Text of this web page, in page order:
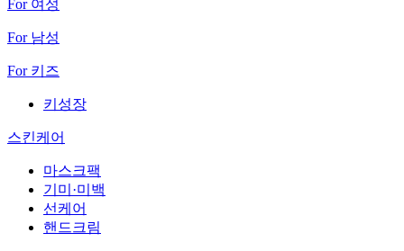
For 여성
For 남성
For 키즈
키성장
스킨케어
마스크팩
기미·미백
선케어
핸드크림